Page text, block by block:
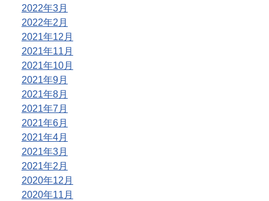
2022年3月
2022年2月
2021年12月
2021年11月
2021年10月
2021年9月
2021年8月
2021年7月
2021年6月
2021年4月
2021年3月
2021年2月
2020年12月
2020年11月